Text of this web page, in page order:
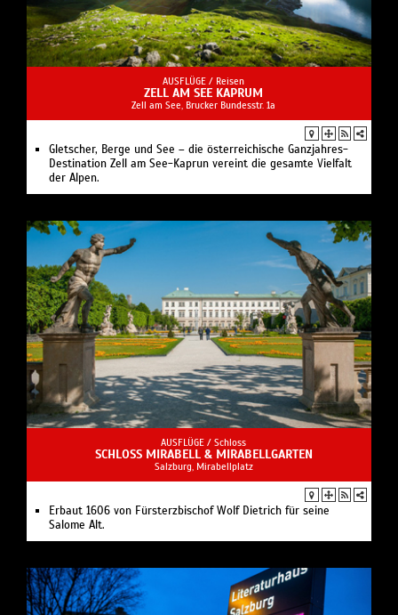
AUSFLÜGE / Reisen
ZELL AM SEE KAPRUM
Zell am See, Brucker Bundesstr. 1a
Gletscher, Berge und See – die österreichische Ganzjahres-
Destination Zell am See-Kaprun vereint die gesamte Vielfalt
der Alpen.
AUSFLÜGE / Schloss
SCHLOSS MIRABELL & MIRABELLGARTEN
Salzburg, Mirabellplatz
Erbaut 1606 von Fürsterzbischof Wolf Dietrich für seine
Salome Alt.